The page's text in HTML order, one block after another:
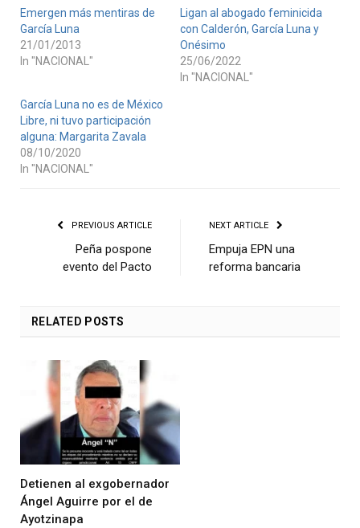
Emergen más mentiras de
García Luna
21/01/2013
In "NACIONAL"
Ligan al abogado feminicida
con Calderón, García Luna y
Onésimo
25/06/2022
In "NACIONAL"
García Luna no es de México
Libre, ni tuvo participación
alguna: Margarita Zavala
08/10/2020
In "NACIONAL"
PREVIOUS ARTICLE
Peña pospone
evento del Pacto
NEXT ARTICLE
Empuja EPN una
reforma bancaria
RELATED POSTS
Detienen al exgobernador
Ángel Aguirre por el de
Ayotzinapa